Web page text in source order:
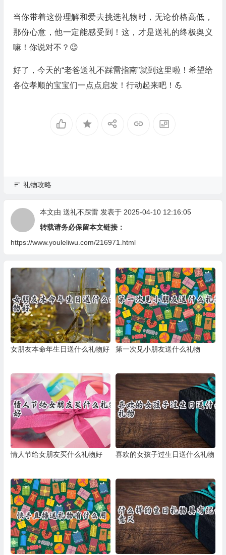
当你带着这份理解和爱去挑选礼物时，无论价格高低，
那份心意，他一定能感受到！这，才是送礼的终极奥义
嘛！你说对不？😉
好了，今天的“老爸送礼不踩雷指南”就到这里啦！希望给
各位孝顺的宝宝们一点点启发！行动起来吧！💪
礼物攻略
本文由 送礼不踩雷发表于 2025-04-10 12:16:05
转载请务必保留本文链接：
https://www.youleliwu.com/216971.html
女朋友本命年生日送什么礼物好 第一次见小朋友送什么礼物
情人节给女朋友买什么礼物好 喜欢的女孩子过生日送什么礼物